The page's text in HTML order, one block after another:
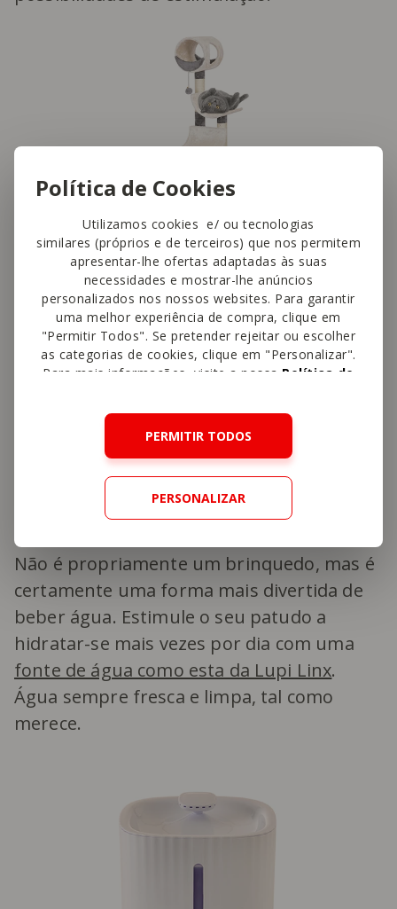
Política de Cookies
Utilizamos cookies e/ ou tecnologias
similares (próprios e de terceiros) que nos permitem
apresentar-lhe ofertas adaptadas às suas
necessidades e mostrar-lhe anúncios
personalizados nos nossos websites. Para garantir
uma melhor experiência de compra, clique em
"Permitir Todos". Se pretender rejeitar ou escolher
as categorias de cookies, clique em "Personalizar".
Para mais informações, visite a nossa Política de
PERMITIR TODOS
PERSONALIZAR
Dica extra:se o seu patudo não começar
a logo a utilizar o arranhador, não desista
e aguarde. Alguns gatos podem demorar
brinquedo. Até lá, encoraje-o a utilizar e
premeie-o quando o fizer.
7. Fonte de água
Não é propriamente um brinquedo, mas é
certamente uma forma mais divertida de
beber água. Estimule o seu patudo a
hidratar-se mais vezes por dia com uma
fonte de água como esta da Lupi Linx.
Água sempre fresca e limpa, tal como
merece.